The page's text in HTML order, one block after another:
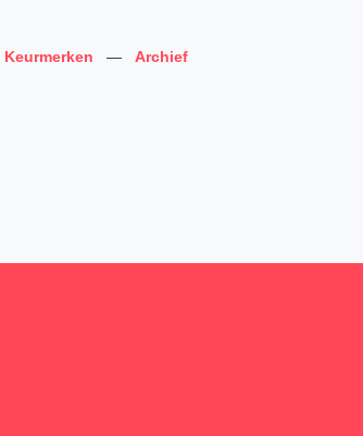
Keurmerken —
Archief